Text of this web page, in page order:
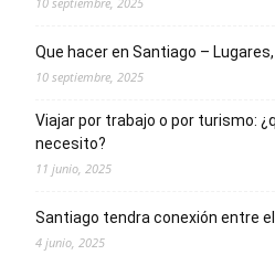
Que hacer en Santiago –
10 septiembre, 2025
Viajar por trabajo o por turismo:
necesito?
11 junio, 2025
Santiago tendra conexión entre
4 junio, 2025